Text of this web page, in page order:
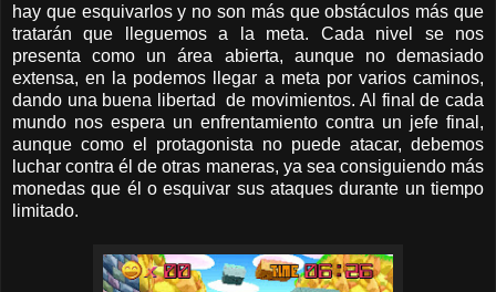
hay que esquivarlos y no son más que obstáculos más que
tratarán que lleguemos a la meta. Cada nivel se nos
presenta como un área abierta, aunque no demasiado
extensa, en la podemos llegar a meta por varios caminos,
dando una buena libertad de movimientos. Al final de cada
mundo nos espera un enfrentamiento contra un jefe final,
aunque como el protagonista no puede atacar, debemos
luchar contra él de otras maneras, ya sea consiguiendo más
monedas que él o esquivar sus ataques durante un tiempo
limitado.